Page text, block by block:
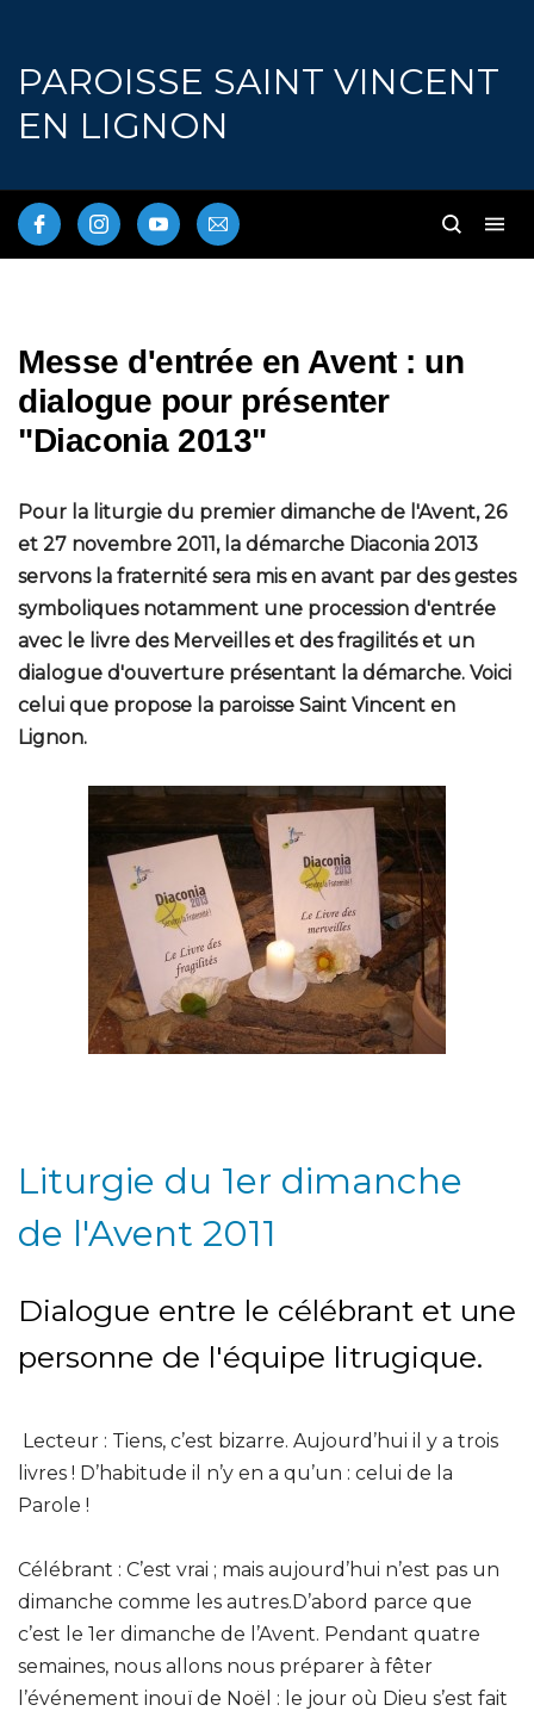
PAROISSE SAINT VINCENT
EN LIGNON
Messe d'entrée en Avent : un
dialogue pour présenter
"Diaconia 2013"
Pour la liturgie du premier dimanche de l'Avent, 26
et 27 novembre 2011, la démarche Diaconia 2013
servons la fraternité sera mis en avant par des gestes
symboliques notamment une procession d'entrée
avec le livre des Merveilles et des fragilités et un
dialogue d'ouverture présentant la démarche. Voici
celui que propose la paroisse Saint Vincent en
Lignon.
Liturgie du 1er dimanche
de l'Avent 2011
Dialogue entre le célébrant et une
personne de l'équipe litrugique.
Lecteur : Tiens, c’est bizarre. Aujourd’hui il y a trois
livres ! D’habitude il n’y en a qu’un : celui de la
Parole !
Célébrant : C’est vrai ; mais aujourd’hui n’est pas un
dimanche comme les autres.D’abord parce que
c’est le 1er dimanche de l’Avent. Pendant quatre
semaines, nous allons nous préparer à fêter
l’événement inouï de Noël : le jour où Dieu s’est fait